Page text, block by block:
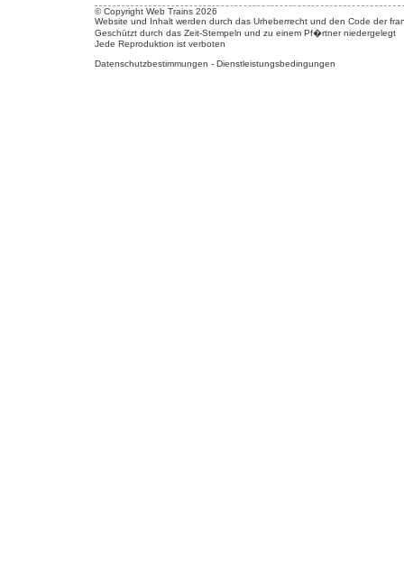
© Copyright Web Trains 2026
Website und Inhalt werden durch das Urheberrecht und den Code der
Geschützt durch das Zeit-Stempeln und zu einem Pf�rtner niedergelegt
Jede Reproduktion ist verboten
Datenschutzbestimmungen - Dienstleistungsbedingungen